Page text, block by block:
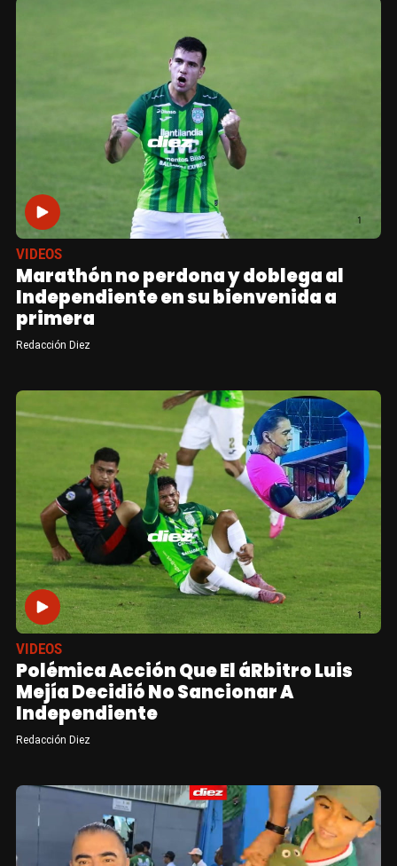
VIDEOS
Marathón no perdona y doblega al
Independiente en su bienvenida a
primera
Redacción Diez
VIDEOS
Polémica Acción Que El áRbitro Luis
Mejía Decidió No Sancionar A
Independiente
Redacción Diez